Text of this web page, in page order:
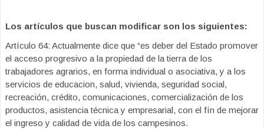
Los artículos que buscan modificar son los siguientes:
Artículo 64: Actualmente dice que “es deber del Estado promover
el acceso progresivo a la propiedad de la tierra de los
trabajadores agrarios, en forma individual o asociativa, y a los
servicios de educacion, salud, vivienda, seguridad social,
recreación, crédito, comunicaciones, comercialización de los
productos, asistencia técnica y empresarial, con el fín de mejorar
el ingreso y calidad de vida de los campesinos.